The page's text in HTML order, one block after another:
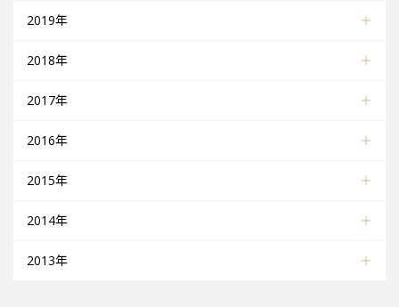
2019年
2018年
2017年
2016年
2015年
2014年
2013年